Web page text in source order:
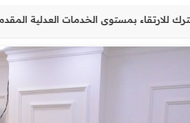
المشترك للارتقاء بمستوى